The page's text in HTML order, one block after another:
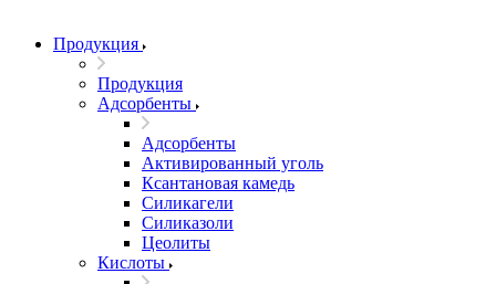
Продукция
Продукция
Адсорбенты
Адсорбенты
Активированный уголь
Ксантановая камедь
Силикагели
Силиказоли
Цеолиты
Кислоты